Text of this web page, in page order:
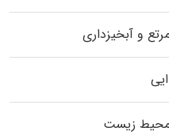
و آبخیزداری
محیط زیست